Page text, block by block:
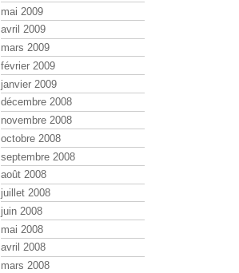
mai 2009
avril 2009
mars 2009
février 2009
janvier 2009
décembre 2008
novembre 2008
octobre 2008
septembre 2008
août 2008
juillet 2008
juin 2008
mai 2008
avril 2008
mars 2008